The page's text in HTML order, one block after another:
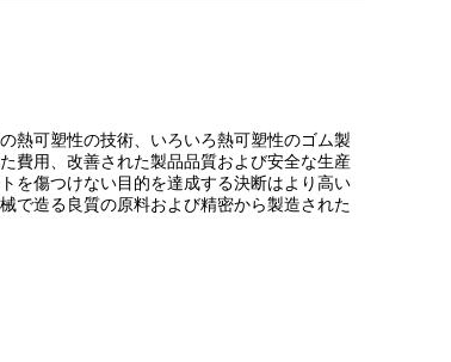
熱可塑性の技術、いろいろ熱可塑性のゴム製
費用、改善された製品品質および安全な生産
を傷つけない目的を達成する決断はより高い
で造る良質の原料および精密から製造された